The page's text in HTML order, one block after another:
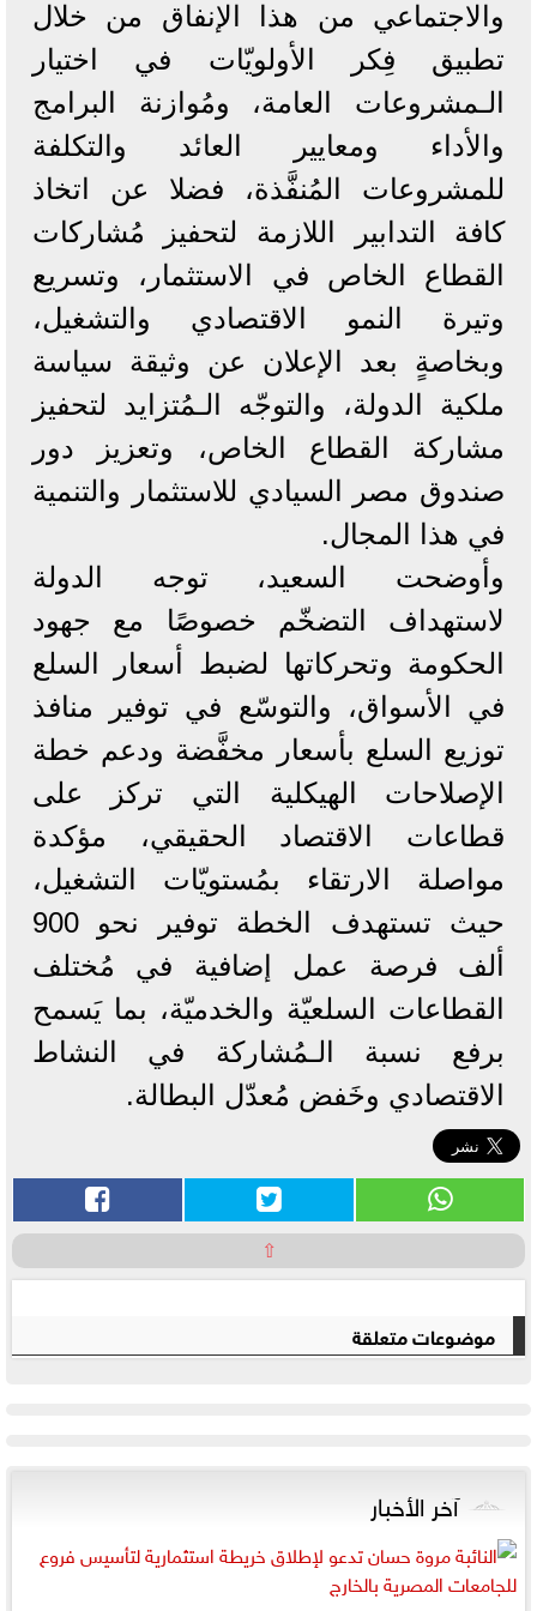
والاجتماعي من هذا الإنفاق من خلال
تطبيق فِكر الأولويّات في اختيار
الـمشروعات العامة، ومُوازنة البرامج
والأداء ومعايير العائد والتكلفة
للمشروعات المُنفَّذة، فضلا عن اتخاذ
كافة التدابير اللازمة لتحفيز مُشاركات
القطاع الخاص في الاستثمار، وتسريع
وتيرة النمو الاقتصادي والتشغيل،
وبخاصةٍ بعد الإعلان عن وثيقة سياسة
ملكية الدولة، والتوجّه الـمُتزايد لتحفيز
مشاركة القطاع الخاص، وتعزيز دور
صندوق مصر السيادي للاستثمار والتنمية
في هذا المجال.
وأوضحت السعيد، توجه الدولة
لاستهداف التضخّم خصوصًا مع جهود
الحكومة وتحركاتها لضبط أسعار السلع
في الأسواق، والتوسّع في توفير منافذ
توزيع السلع بأسعار مخفَّضة ودعم خطة
الإصلاحات الهيكلية التي تركز على
قطاعات الاقتصاد الحقيقي، مؤكدة
مواصلة الارتقاء بمُستويّات التشغيل،
حيث تستهدف الخطة توفير نحو 900
ألف فرصة عمل إضافية في مُختلف
القطاعات السلعيّة والخدميّة، بما يَسمح
برفع نسبة الـمُشاركة في النشاط
الاقتصادي وخَفض مُعدّل البطالة.
⇧
موضوعات متعلقة
آخر الأخبار